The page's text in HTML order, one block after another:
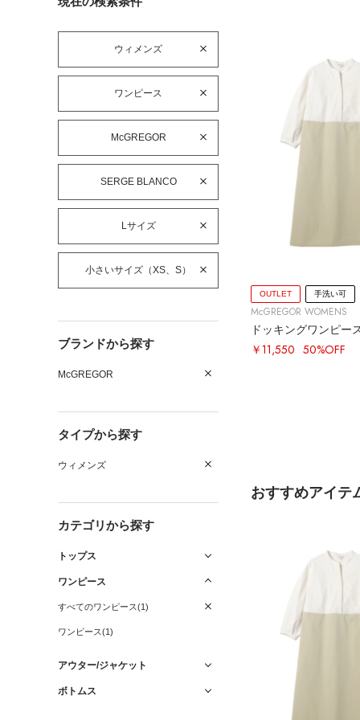
ウィメンズ
ワンピース
McGREGOR
SERGE BLANCO
Lサイズ
小さいサイズ（XS、S）
ブランドから探す
McGREGOR
タイプから探す
ウィメンズ
カテゴリから探す
トップス
ワンピース
すべてのワンピース(1)
ワンピース(1)
アウター/ジャケット
ボトムス
OUTLET 手洗い可
McGREGOR WOMENS
ドッキングワンピー
￥11,550 50%OFF
おすすめアイテ